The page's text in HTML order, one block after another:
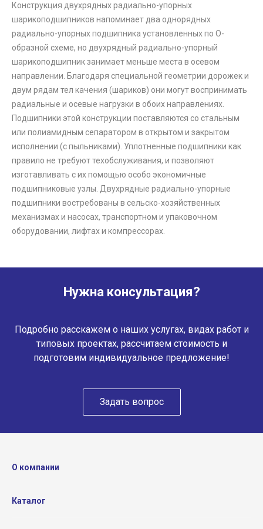
Конструкция двухрядных радиально-упорных
шарикоподшипников напоминает два однорядных
радиально-упорных подшипника установленных по O-
образной схеме, но двухрядный радиально-упорный
шарикоподшипник занимает меньше места в осевом
направлении. Благодаря специальной геометрии дорожек и
двум рядам тел качения (шариков) они могут воспринимать
радиальные и осевые нагрузки в обоих направлениях.
Подшипники этой конструкции поставляются со стальным
или полиамидным сепаратором в открытом и закрытом
исполнении (с пыльниками). Уплотненные подшипники как
правило не требуют техобслуживания, и позволяют
изготавливать с их помощью особо экономичные
подшипниковые узлы. Двухрядные радиально-упорные
подшипники востребованы в сельско-хозяйственных
механизмах и насосах, транспортном и упаковочном
оборудовании, лифтах и компрессорах.
Нужна консультация?
Подробно расскажем о наших услугах, видах работ и
типовых проектах, рассчитаем стоимость и
подготовим индивидуальное предложение!
Задать вопрос
О компании
Каталог